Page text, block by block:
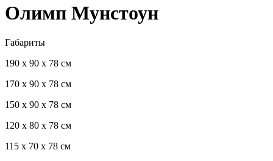
Олимп Мунстоун
Габариты
190 х 90 х 78 см
170 х 90 х 78 см
150 х 90 х 78 см
120 х 80 х 78 см
115 х 70 х 78 см